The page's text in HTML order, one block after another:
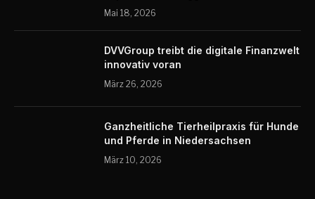
Mai 18, 2026
DVVGroup treibt die digitale Finanzwelt
innovativ voran
März 26, 2026
Ganzheitliche Tierheilpraxis für Hunde
und Pferde in Niedersachsen
März 10, 2026